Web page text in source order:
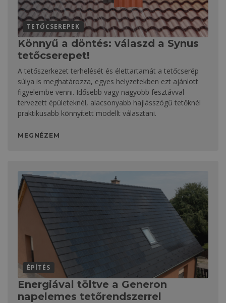
TETŐCSEREPEK
Könnyű a döntés: válaszd a Synus
tetőcserepet!
A tetőszerkezet terhelését és élettartamát a tetőcserép
súlya is meghatározza, egyes helyzetekben ezt ajánlott
figyelembe venni. Idősebb vagy nagyobb fesztávval
tervezett épületeknél, alacsonyabb hajlásszögű tetőknél
praktikusabb könnyített modellt választani.
MEGNÉZEM
ÉPÍTÉS
Energiával töltve a Generon
napelemes tetőrendszerrel